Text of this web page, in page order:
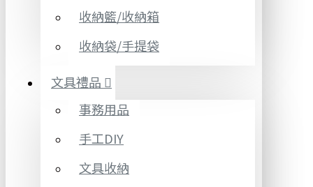
收納籃/收納箱
收納袋/手提袋
文具禮品
事務用品
手工DIY
文具收納